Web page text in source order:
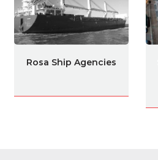
Rosa Ship Agencies